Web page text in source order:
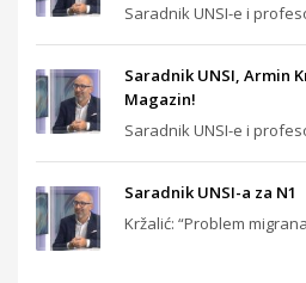
Saradnik UNSI-e i
Saradnik UNSI, Armin
Magazin!
Saradnik UNSI-e i
Saradnik UNSI-a za N1
Kržalić: “Problem